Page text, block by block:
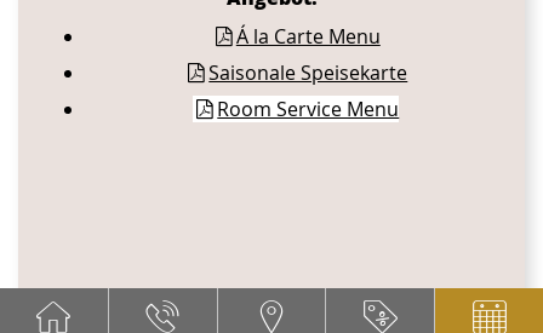
Á la Carte Menu
Saisonale Speisekarte
Room Service Menu